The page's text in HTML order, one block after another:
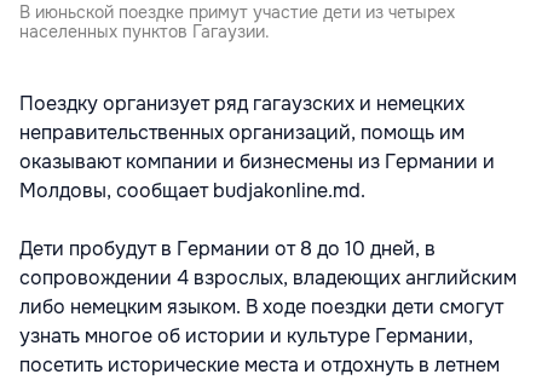
В июньской поездке примут участие дети из четырех
населенных пунктов Гагаузии.
Поездку организует ряд гагаузских и немецких
неправительственных организаций, помощь им
оказывают компании и бизнесмены из Германии и
Молдовы, сообщает budjakonline.md.
Дети пробудут в Германии от 8 до 10 дней, в
сопровождении 4 взрослых, владеющих английским
либо немецким языком. В ходе поездки дети смогут
узнать многое об истории и культуре Германии,
посетить исторические места и отдохнуть в летнем